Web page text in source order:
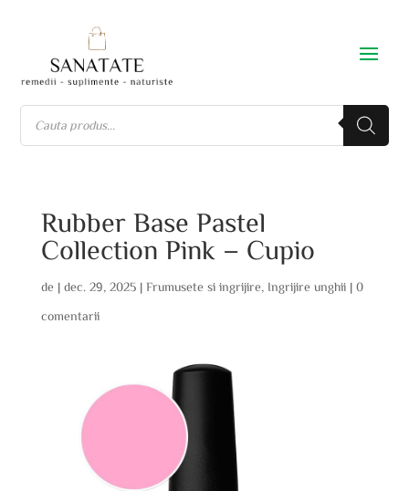
Rubber Base Pastel
Collection Pink – Cupio
de | dec. 29, 2025| Frumusete si ingrijire, Ingrijire unghii| 0
comentarii